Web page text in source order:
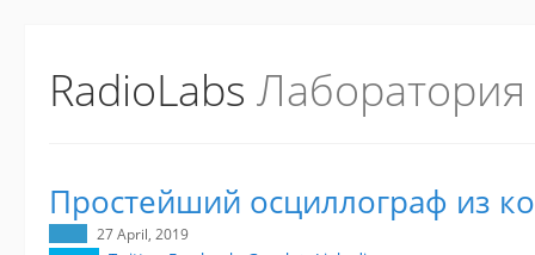
RadioLabs
Простейший осциллограф из
27 April, 2019